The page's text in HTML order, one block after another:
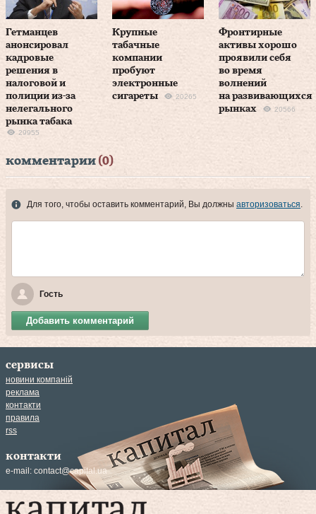
Гетманцев
анонсировал
кадровые
решения в
налоговой и
полиции из-за
нелегального
рынка табака
29955
Крупные
табачные
компании
пробуют
электронные
сигареты
20265
Фронтирные
активы хорошо
проявили себя
во время
волнений
на развивающихся
рынках
20566
комментарии (0)
Для того, чтобы оставить комментарий, Вы должны авторизоваться.
Гость
Добавить комментарий
сервисы
новини компаній
реклама
контакти
правила
rss
контакти
e-mail: contact@capital.ua